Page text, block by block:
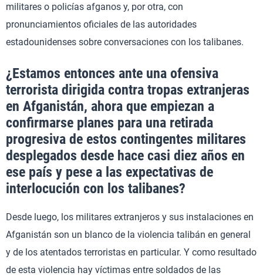
militares o policías afganos y, por otra, con
pronunciamientos oficiales de las autoridades
estadounidenses sobre conversaciones con los talibanes.
¿Estamos entonces ante una ofensiva
terrorista dirigida contra tropas extranjeras
en Afganistán, ahora que empiezan a
confirmarse planes para una retirada
progresiva de estos contingentes militares
desplegados desde hace casi diez años en
ese país y pese a las expectativas de
interlocución con los talibanes?
Desde luego, los militares extranjeros y sus instalaciones en
Afganistán son un blanco de la violencia talibán en general
y de los atentados terroristas en particular. Y como resultado
de esta violencia hay víctimas entre soldados de las